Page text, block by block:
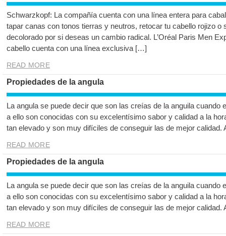
Schwarzkopf: La compañía cuenta con una línea entera para
tapar canas con tonos tierras y neutros, retocar tu cabello rojizo o
decolorado por si deseas un cambio radical. L’Oréal Paris Men
cabello cuenta con una línea exclusiva […]
READ MORE
Propiedades de la angula
La angula se puede decir que son las creías de la anguila cuando
a ello son conocidas con su excelentísimo sabor y calidad a la
tan elevado y son muy difíciles de conseguir las de mejor
READ MORE
Propiedades de la angula
La angula se puede decir que son las creías de la anguila cuando
a ello son conocidas con su excelentísimo sabor y calidad a la
tan elevado y son muy difíciles de conseguir las de mejor
READ MORE